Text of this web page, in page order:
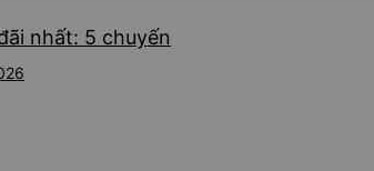
nhất: 5 chuyến